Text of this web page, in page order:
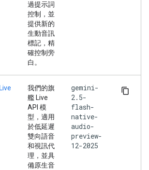
過提示詞
控制，並
提供新的
生動音訊
標記，精
確控制旁
白。
我們的旗
艦 Live
API 模
型，適用
於低延遲
雙向語音
和視訊代
理，並具
備原生音
gemini-
2.5-
flash-
native-
audio-
preview-
12-2025